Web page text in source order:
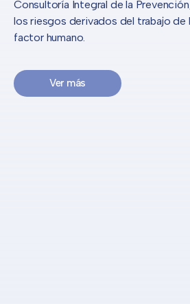
Consultoría Integral de la
los riesgos derivados del trabajo de
factor humano.
Ver más